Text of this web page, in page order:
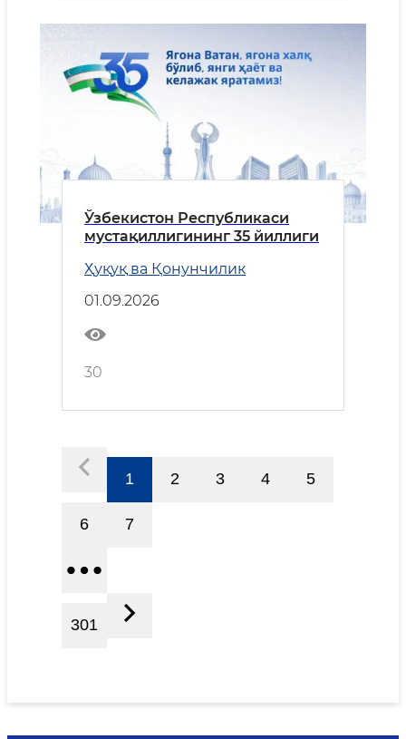
Ўзбекистон Республикаси
мустақиллигининг 35 йиллиги
Ҳуқуқ ва Қонунчилик
01.09.2026
30
1 2 3 4 5
6 7
301